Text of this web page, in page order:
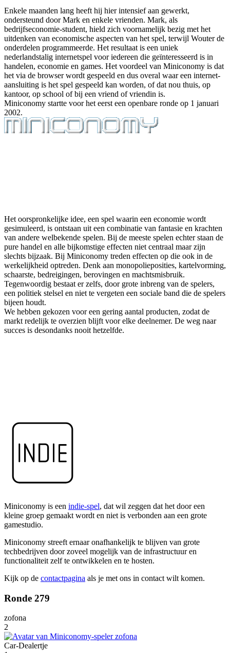
Enkele maanden lang heeft hij hier intensief aan gewerkt,
ondersteund door Mark en enkele vrienden. Mark, als
bedrijfseconomie-student, hield zich voornamelijk bezig met het
uitdenken van economische aspecten van het spel, terwijl Wouter de
onderdelen programmeerde. Het resultaat is een uniek
nederlandstalig internetspel voor iedereen die geïnteresseerd is in
handelen, economie en games. Het voordeel van Miniconomy is dat
het via de browser wordt gespeeld en dus overal waar een internet-
aansluiting is het spel gespeeld kan worden, of dat nou thuis, op
kantoor, op school of bij een vriend of vriendin is.
Miniconomy startte voor het eerst een openbare ronde op 1 januari
2002.
Het oorspronkelijke idee, een spel waarin een economie wordt
gesimuleerd, is ontstaan uit een combinatie van fantasie en krachten
van andere welbekende spelen. Bij de meeste spelen echter staan de
pure handel en alle bijkomstige effecten niet centraal maar zijn
slechts bijzaak. Bij Miniconomy treden effecten op die ook in de
werkelijkheid optreden. Denk aan monopolieposities, kartelvorming,
schaarste, bedreigingen, berovingen en machtsmisbruik.
Tegenwoordig bestaat er zelfs, door grote inbreng van de spelers,
een politiek stelsel en niet te vergeten een sociale band die de spelers
bijeen houdt.
We hebben gekozen voor een gering aantal producten, zodat de
markt redelijk te overzien blijft voor elke deelnemer. De weg naar
succes is desondanks nooit hetzelfde.
Miniconomy is een indie-spel, dat wil zeggen dat het door een
kleine groep gemaakt wordt en niet is verbonden aan een grote
gamestudio.
Miniconomy streeft ernaar onafhankelijk te blijven van grote
techbedrijven door zoveel mogelijk van de infrastructuur en
functionaliteit zelf te ontwikkelen en te hosten.
Kijk op de contactpagina als je met ons in contact wilt komen.
Ronde 279
zofona
2
Car-Dealertje